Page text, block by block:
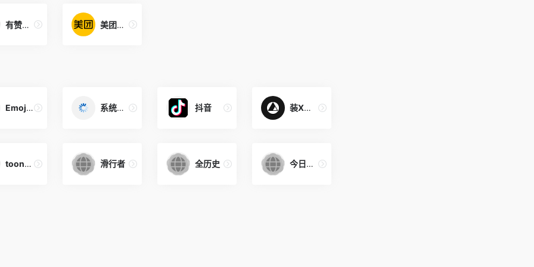
有赞技术团队 美团技术团队
Emoji表情搜索 系统伪装升级 抖音 装X神器
toonme 滑行者 全历史 今日热榜